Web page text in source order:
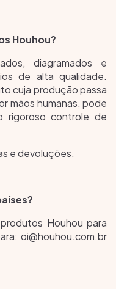
Houhou?
diagramados e
de alta qualidade.
cuja produção passa
mãos humanas, pode
rigoroso controle de
e devoluções.
Houhou para
oi@houhou.com.br